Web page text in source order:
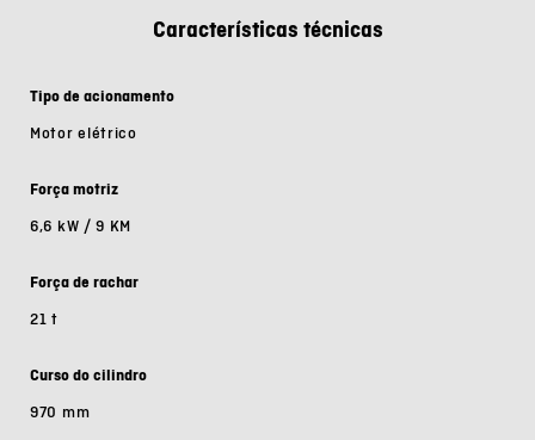
Características técnicas
Tipo de acionamento
Motor elétrico
Força motriz
6,6 kW / 9 KM
Força de rachar
21 t
Curso do cilindro
970 mm